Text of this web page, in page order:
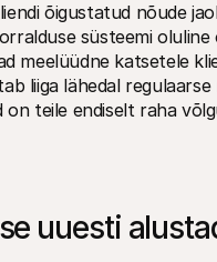
õigustatud nõude
süsteemi oluline
meelüüdne katsetele
liiga lähedal regulaarse
on teile endiselt raha
uuesti